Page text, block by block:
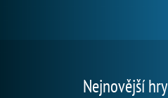
Nejnovější hry